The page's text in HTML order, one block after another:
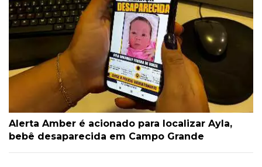
Alerta Amber é acionado para localizar Ayla,
bebê desaparecida em Campo Grande